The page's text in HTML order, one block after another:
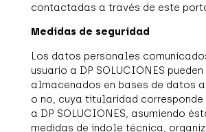
contactadas a través de este
Medidas de seguridad
Los datos personales
usuario a DP SOLUCIONES pueden
almacenados en bases de datos
o no, cuya titularidad corresponde
a DP SOLUCIONES, asumiendo
medidas de índole técnica,